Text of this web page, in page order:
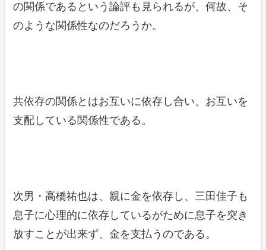
の関係であるという論評も見られるが、何故、そ
のような関係性なのだろうか。
共依存の関係とはお互いに依存し合い、お互いを
支配している関係性である。
次男・高橋祐也は、親に金を依存し、三田佳子も
息子に心理的に依存しているがために息子を突き
放すことが出来ず、金を支払うのである。